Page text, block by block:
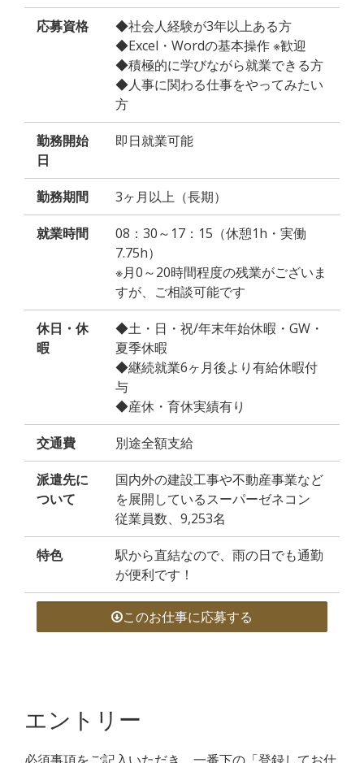
応募資格
◆社会人経験が3年以上ある方
◆Excel・Wordの基本操作 ※歓迎
◆積極的に学びながら就業できる方
◆人事に関わる仕事をやってみたい
方
勤務開始
日
即日就業可能
勤務期間 3ヶ月以上（長期）
就業時間
08：30～17：15（休憩1h・実働
7.75h）
※月0～20時間程度の残業がございま
すが、ご相談可能です
休日・休
暇
◆土・日・祝/年末年始休暇・GW・
夏季休暇
◆継続就業6ヶ月後より有給休暇付
与
◆産休・育休実績有り
交通費 別途全額支給
派遣先に
ついて
国内外の建設工事や不動産事業など
を展開しているスーパーゼネコン
従業員数、9,253名
特色
駅から直結なので、雨の日でも通勤
が便利です！
このお仕事に応募する
エントリー